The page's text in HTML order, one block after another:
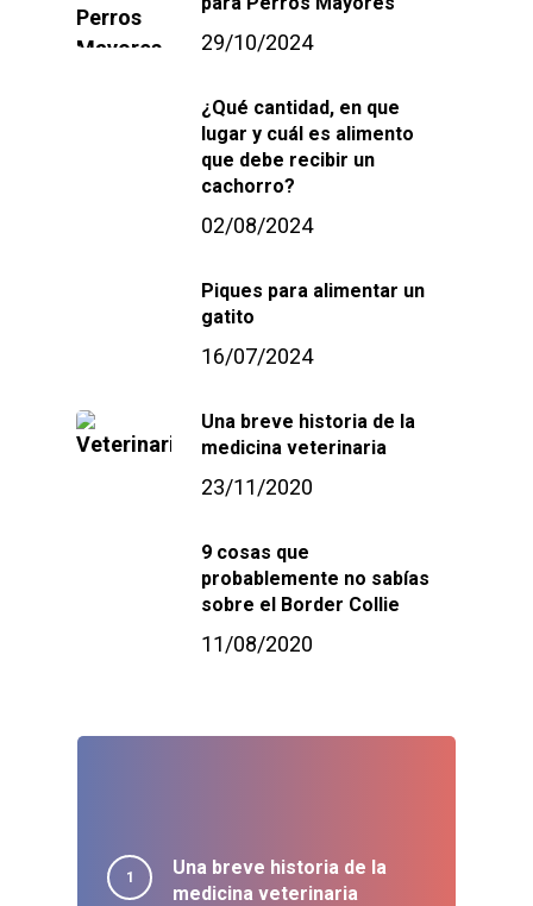
29/10/2024
¿Qué cantidad, en que
lugar y cuál es alimento
que debe recibir un
cachorro?
02/08/2024
Piques para alimentar un
gatito
16/07/2024
Una breve historia de la
medicina veterinaria
23/11/2020
9 cosas que
probablemente no sabías
sobre el Border Collie
11/08/2020
Una breve historia de la
medicina veterinaria